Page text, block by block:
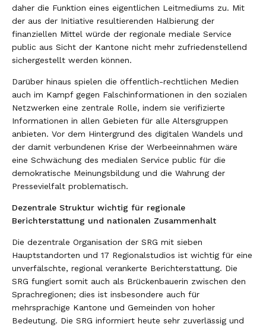
daher die Funktion eines eigentlichen Leitmediums zu. Mit
der aus der Initiative resultierenden Halbierung der
finanziellen Mittel würde der regionale mediale Service
public aus Sicht der Kantone nicht mehr zufriedenstellend
sichergestellt werden können.
Darüber hinaus spielen die öffentlich-rechtlichen Medien
auch im Kampf gegen Falschinformationen in den sozialen
Netzwerken eine zentrale Rolle, indem sie verifizierte
Informationen in allen Gebieten für alle Altersgruppen
anbieten. Vor dem Hintergrund des digitalen Wandels und
der damit verbundenen Krise der Werbeeinnahmen wäre
eine Schwächung des medialen Service public für die
demokratische Meinungsbildung und die Wahrung der
Pressevielfalt problematisch.
Dezentrale Struktur wichtig für regionale
Berichterstattung und nationalen Zusammenhalt
Die dezentrale Organisation der SRG mit sieben
Hauptstandorten und 17 Regionalstudios ist wichtig für eine
unverfälschte, regional verankerte Berichterstattung. Die
SRG fungiert somit auch als Brückenbauerin zwischen den
Sprachregionen; dies ist insbesondere auch für
mehrsprachige Kantone und Gemeinden von hoher
Bedeutung. Die SRG informiert heute sehr zuverlässig und